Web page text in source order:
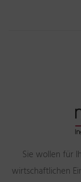
Sie wollen für
wirtschaftlichen